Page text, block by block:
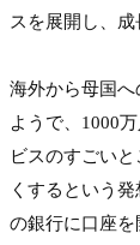
スを展開し、成
海外から母国
ようで、1000
ビスのすごい
くするという
の銀行に口座